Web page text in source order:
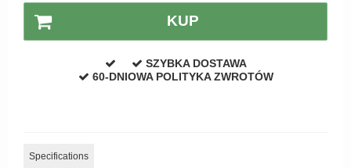
KUP
SZYBKA DOSTAWA
60-DNIOWA POLITYKA ZWROTÓW
Specifications